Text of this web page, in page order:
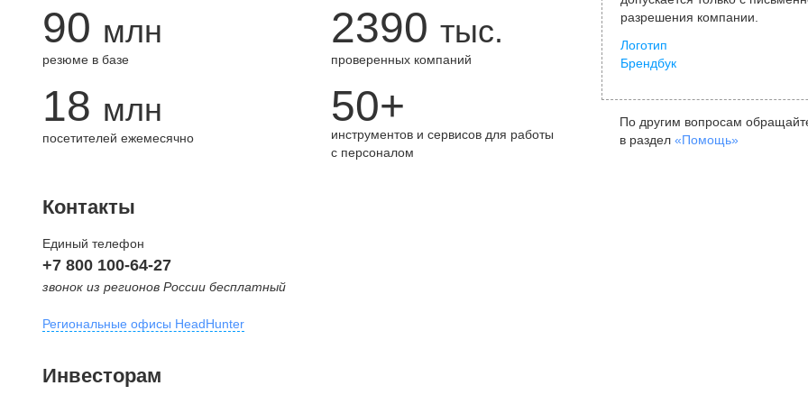
90 млн
резюме в базе
2390 тыс.
проверенных компаний
18 млн
посетителей ежемесячно
50+
инструментов и сервисов для работы
с персоналом
разрешения компании.
Логотип
Брендбук
По другим вопросам
в раздел «Помощь»
Контакты
Единый телефон
+7 800 100-64-27
звонок из регионов России бесплатный
Региональные офисы HeadHunter
внутригородская территория
Инвесторам